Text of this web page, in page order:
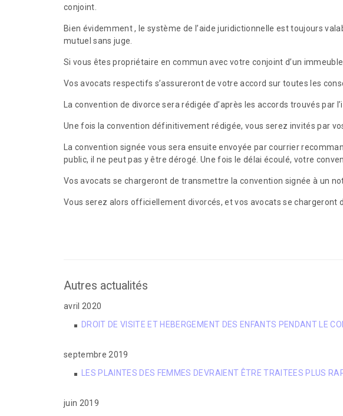
conjoint.
Bien évidemment , le système de l’aide juridictionnelle est toujours
mutuel sans juge.
Si vous êtes propriétaire en commun avec votre conjoint d’un
Vos avocats respectifs s’assureront de votre accord sur toutes les
La convention de divorce sera rédigée d’après les accords trouvés par
Une fois la convention définitivement rédigée, vous serez invités par
La convention signée vous sera ensuite envoyée par courrier
public, il ne peut pas y être dérogé. Une fois le délai écoulé, votre
Vos avocats se chargeront de transmettre la convention signée à un
Vous serez alors officiellement divorcés, et vos avocats se chargeront
Autres actualités
avril 2020
DROIT DE VISITE ET HEBERGEMENT DES ENFANTS PENDANT LE
septembre 2019
LES PLAINTES DES FEMMES DEVRAIENT ÊTRE TRAITEES PLUS
juin 2019